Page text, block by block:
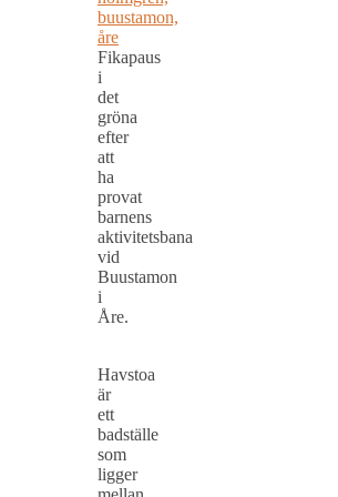
Fikapaus
i
det
gröna
efter
att
ha
provat
barnens
aktivitetsbana
vid
Buustamon
i
Åre.
Havstoa
är
ett
badställe
som
ligger